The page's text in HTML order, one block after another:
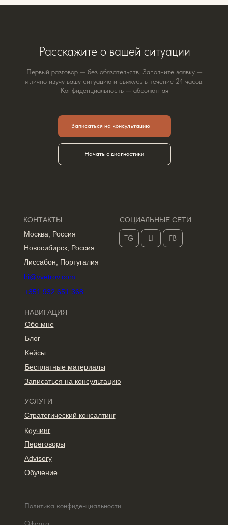
Первый разговор — без обязательств. Заполните заявку —
я лично изучу вашу ситуацию и свяжусь в течение 24 часов.
Конфиденциальность — абсолютная
Расскажите о вашей ситуации
Начать с диагностики
Записаться на консультацию
КОНТАКТЫ
Москва, Россия
Новосибирск, Россия
+351 932 651 368
hi@vvetrov.com
Лиссабон, Португалия
НАВИГАЦИЯ
СОЦИАЛЬНЫЕ СЕТИ
Обучение
Advisory
Переговоры
Коучинг
Стратегический консалтинг
Обо мне
УСЛУГИ
Бесплатные материалы
Кейсы
Блог
Записаться на консультацию
Оферта
Политика конфиденциальности
FB
LI
TG